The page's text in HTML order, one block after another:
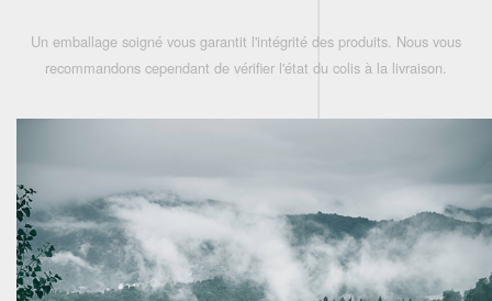
Un emballage soigné vous garantit l'intégrité des produits. Nous vous
recommandons cependant de vérifier l'état du colis à la livraison.